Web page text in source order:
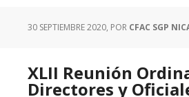
30 SEPTIEMBRE 2020, POR CFAC SGP
XLII Reunión
Directores y